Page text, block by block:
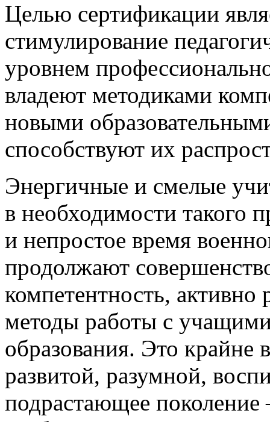
Целью сертификации
стимулирование
уровнем
владеют методиками
новыми
способствуют их
Энергичные и смелые
в необходимости такого
и непростое время
продолжают
компетентность,
методы работы с
образования. Это крайне
развитой, разумной,
подрастающее